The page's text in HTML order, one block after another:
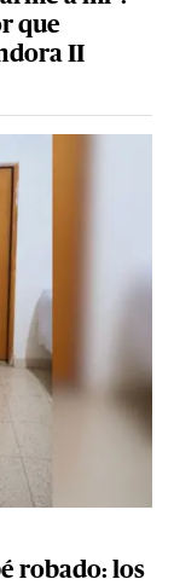
que
II
robado: los